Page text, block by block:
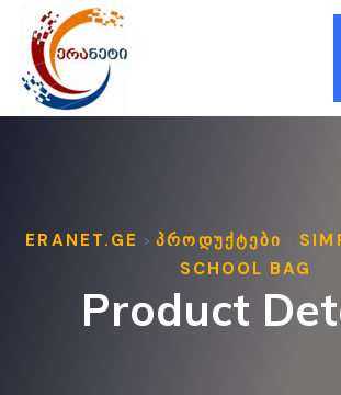
ERANET.GE >ᲞᲠᲝᲓᲣᲥᲢᲔᲑᲘ
SCHOOL BAG
Product